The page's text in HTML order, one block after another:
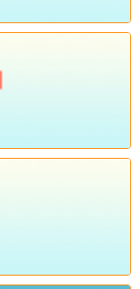
08/2026)